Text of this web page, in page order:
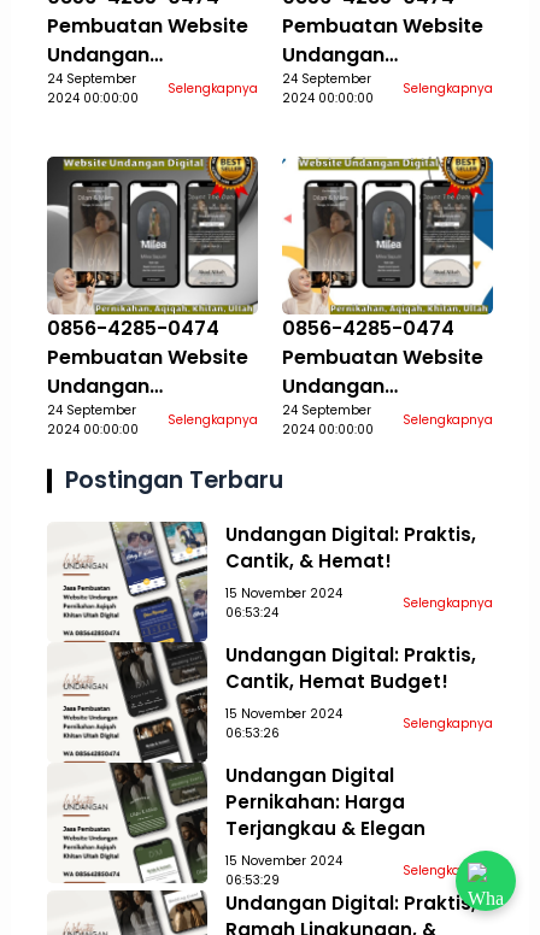
Pembuatan Website
Undangan
Pernikahan Aqiqah
24 September
2024 00:00:00
Selengkapnya
Pembuatan Website
Undangan
Pernikahan Aqiqah
24 September
2024 00:00:00
Selengkapnya
0856-4285-0474
Pembuatan Website
Undangan
Pernikahan Aqiqah
Aceh Tamiang
24 September
2024 00:00:00
Selengkapnya
0856-4285-0474
Pembuatan Website
Undangan
Pernikahan Aqiqah
Aceh Tengah
24 September
2024 00:00:00
Selengkapnya
Postingan Terbaru
Undangan Digital: Praktis,
Cantik, & Hemat!
15 November 2024
06:53:24
Selengkapnya
Undangan Digital: Praktis,
Cantik, Hemat Budget!
15 November 2024
06:53:26
Selengkapnya
Undangan Digital
Pernikahan: Harga
Terjangkau & Elegan
15 November 2024
06:53:29
Selengkapnya
Undangan Digital: Praktis,
Ramah Lingkungan, &